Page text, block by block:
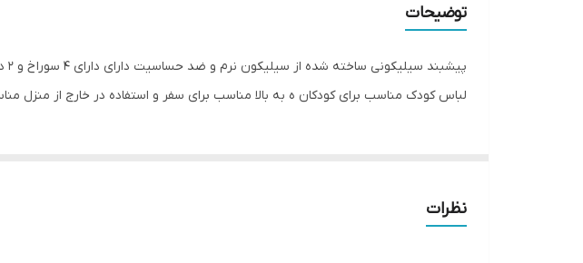
توضیحات
لباس کودک مناسب برای کودکان ه به بالا مناسب برای سفر و استفاده در خارج از منزل مناسب
نظرات